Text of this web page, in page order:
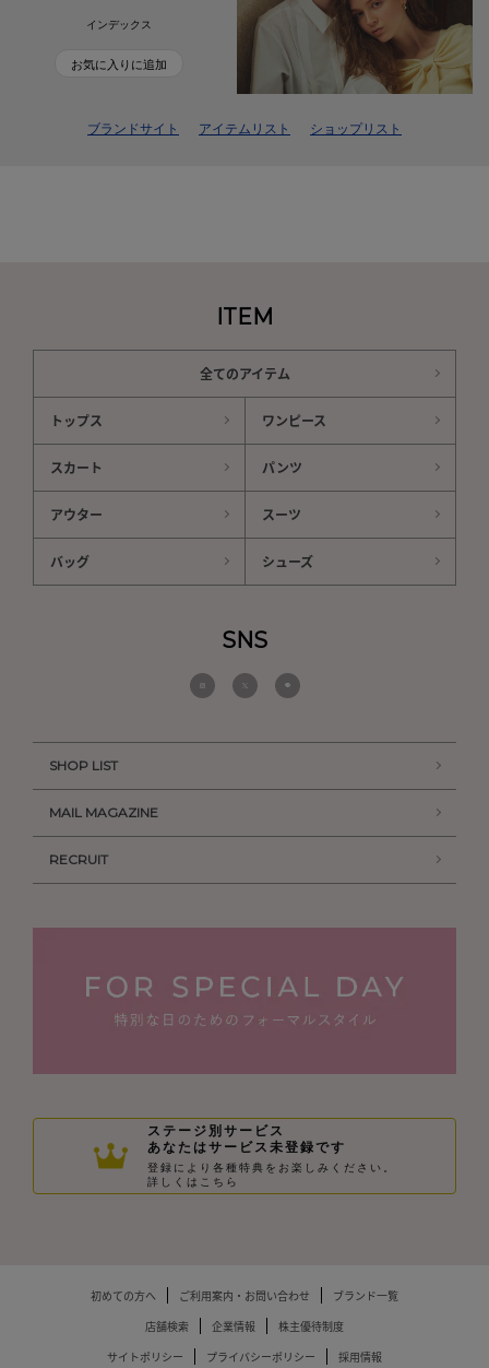
インデックス
お気に入りに追加
ブランドサイト アイテムリスト ショップリスト
ITEM
全てのアイテム
トップス ワンピース
スカート パンツ
アウター スーツ
バッグ シューズ
SNS
SHOP LIST
MAIL MAGAZINE
RECRUIT
ステージ別サービス
あなたはサービス未登録です
登録により各種特典をお楽しみください。
詳しくはこちら
初めての方へ ご利用案内・お問い合わせ
ブランド一覧
店舗検索
企業情報
株主優待制度
サイトポリシー
プライバシーポリシー 採用情報